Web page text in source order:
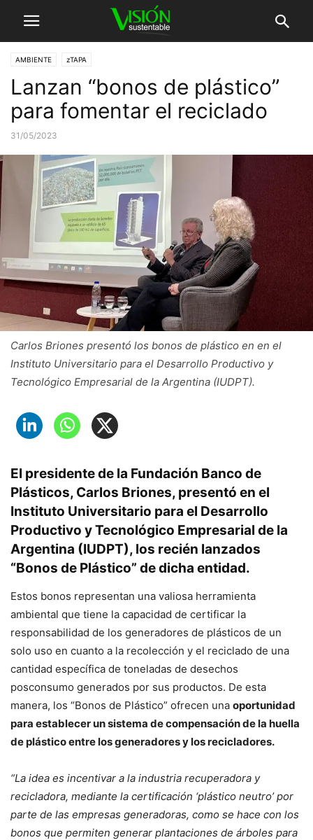
AMBIENTE zTAPA
Lanzan “bonos de plástico”
para fomentar el reciclado
31/05/2023
Carlos Briones presentó los bonos de plástico en en el
Instituto Universitario para el Desarrollo Productivo y
Tecnológico Empresarial de la Argentina (IUDPT).
El presidente de la Fundación Banco de
Plásticos, Carlos Briones, presentó en el
Instituto Universitario para el Desarrollo
Productivo y Tecnológico Empresarial de la
Argentina (IUDPT), los recién lanzados
“Bonos de Plástico” de dicha entidad.
Estos bonos representan una valiosa herramienta
ambiental que tiene la capacidad de certificar la
responsabilidad de los generadores de plásticos de un
solo uso en cuanto a la recolección y el reciclado de una
cantidad específica de toneladas de desechos
posconsumo generados por sus productos. De esta
manera, los “Bonos de Plástico” ofrecen una oportunidad
para establecer un sistema de compensación de la huella
de plástico entre los generadores y los recicladores.
“La idea es incentivar a la industria recuperadora y
recicladora, mediante la certificación ‘plástico neutro’ por
parte de las empresas generadoras, como se hace con los
bonos que permiten generar plantaciones de árboles para